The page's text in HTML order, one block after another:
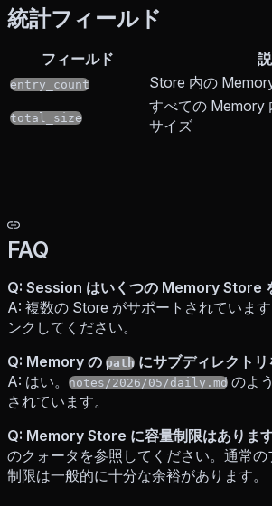
統計フィールド
フィールド
entry_count Store 内の
total_size
すべての Memory
サイズ
FAQ
Q: Session はいくつの Memory Store
A: 複数の Store がサポートされていま
ンクしてください。
Q: Memory の path にサブディレクト
A: はい。
notes/2026/05/daily.md のよ
されています。
Q: Memory Store に容量制限はありま
のクォータを参照してください。通常の
制限は一般的に十分な余裕があります。